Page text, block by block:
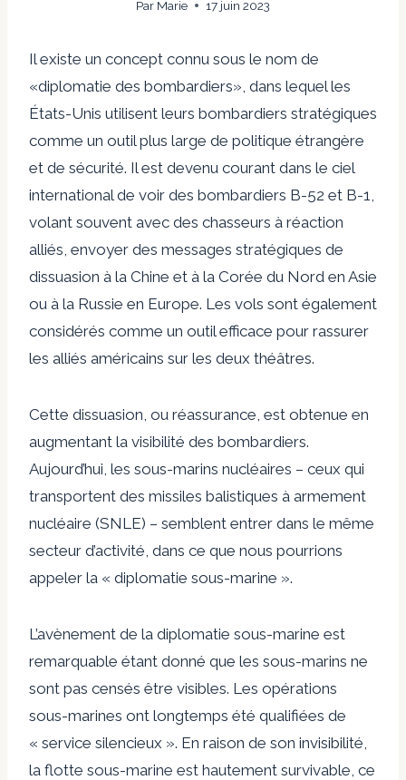
Par Marie 17 juin 2023
Il existe un concept connu sous le nom de
«diplomatie des bombardiers», dans lequel les
États-Unis utilisent leurs bombardiers stratégiques
comme un outil plus large de politique étrangère
et de sécurité. Il est devenu courant dans le ciel
international de voir des bombardiers B-52 et B-1,
volant souvent avec des chasseurs à réaction
alliés, envoyer des messages stratégiques de
dissuasion à la Chine et à la Corée du Nord en Asie
ou à la Russie en Europe. Les vols sont également
considérés comme un outil efficace pour rassurer
les alliés américains sur les deux théâtres.
Cette dissuasion, ou réassurance, est obtenue en
augmentant la visibilité des bombardiers.
Aujourd’hui, les sous-marins nucléaires – ceux qui
transportent des missiles balistiques à armement
nucléaire (SNLE) – semblent entrer dans le même
secteur d’activité, dans ce que nous pourrions
appeler la « diplomatie sous-marine ».
L’avènement de la diplomatie sous-marine est
remarquable étant donné que les sous-marins ne
sont pas censés être visibles. Les opérations
sous-marines ont longtemps été qualifiées de
« service silencieux ». En raison de son invisibilité,
la flotte sous-marine est hautement survivable, ce